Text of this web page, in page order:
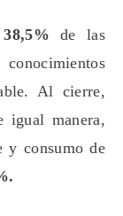
38,5% de las
Al cierre,
igual manera,
y consumo de